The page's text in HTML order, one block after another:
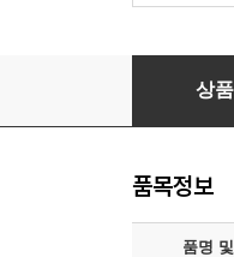
만점 채점
상
품목정보
품명